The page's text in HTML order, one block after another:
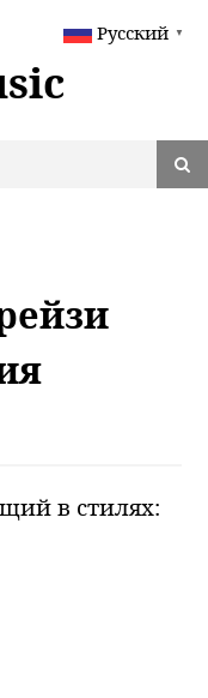
в стилях:
Русский ▼